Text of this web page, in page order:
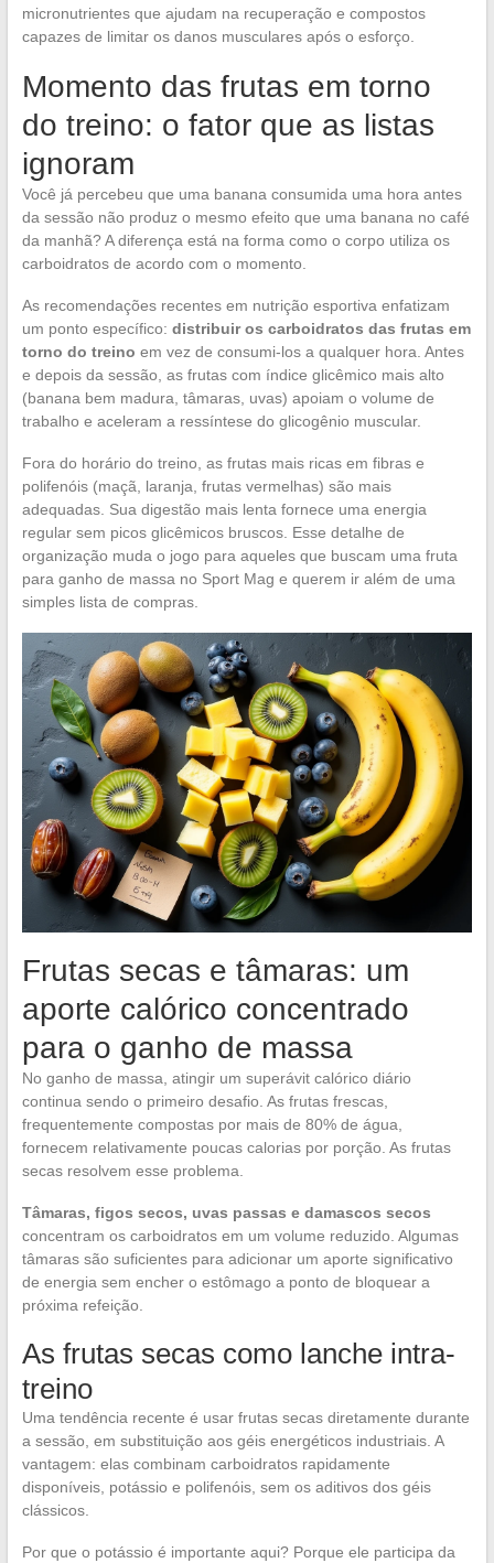
micronutrientes que ajudam na recuperação e compostos
capazes de limitar os danos musculares após o esforço.
Momento das frutas em torno
do treino: o fator que as listas
ignoram
Você já percebeu que uma banana consumida uma hora antes
da sessão não produz o mesmo efeito que uma banana no café
da manhã? A diferença está na forma como o corpo utiliza os
carboidratos de acordo com o momento.
As recomendações recentes em nutrição esportiva enfatizam
um ponto específico: distribuir os carboidratos das frutas em
torno do treino em vez de consumi-los a qualquer hora. Antes
e depois da sessão, as frutas com índice glicêmico mais alto
(banana bem madura, tâmaras, uvas) apoiam o volume de
trabalho e aceleram a ressíntese do glicogênio muscular.
Fora do horário do treino, as frutas mais ricas em fibras e
polifenóis (maçã, laranja, frutas vermelhas) são mais
adequadas. Sua digestão mais lenta fornece uma energia
regular sem picos glicêmicos bruscos. Esse detalhe de
organização muda o jogo para aqueles que buscam uma fruta
para ganho de massa no Sport Mag e querem ir além de uma
simples lista de compras.
Frutas secas e tâmaras: um
aporte calórico concentrado
para o ganho de massa
No ganho de massa, atingir um superávit calórico diário
continua sendo o primeiro desafio. As frutas frescas,
frequentemente compostas por mais de 80% de água,
fornecem relativamente poucas calorias por porção. As frutas
secas resolvem esse problema.
Tâmaras, figos secos, uvas passas e damascos secos
concentram os carboidratos em um volume reduzido. Algumas
tâmaras são suficientes para adicionar um aporte significativo
de energia sem encher o estômago a ponto de bloquear a
próxima refeição.
As frutas secas como lanche intra-
treino
Uma tendência recente é usar frutas secas diretamente durante
a sessão, em substituição aos géis energéticos industriais. A
vantagem: elas combinam carboidratos rapidamente
disponíveis, potássio e polifenóis, sem os aditivos dos géis
clássicos.
Por que o potássio é importante aqui? Porque ele participa da